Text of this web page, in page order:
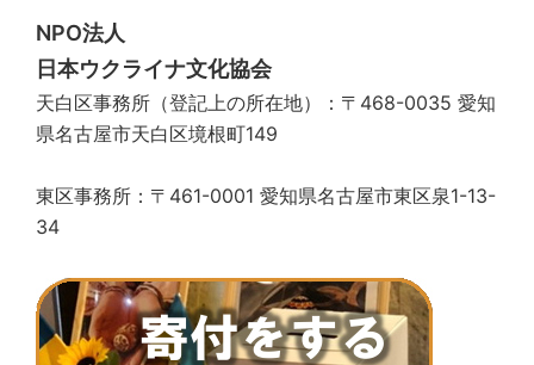
NPO法人
日本ウクライナ文化協会
天白区事務所（登記上の所在地）：〒468-0035 愛知
県名古屋市天白区境根町149
東区事務所：〒461-0001 愛知県名古屋市東区泉1-13-
34